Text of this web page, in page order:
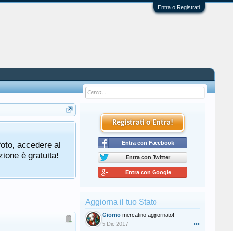
Entra o Registrati
accedere al
è gratuita!
Registrati o Entra!
Entra con Facebook
Entra con Twitter
Entra con Google
Aggiorna il tuo Stato
Giorno mercatino aggiornato!
5 Dic 2017
•••